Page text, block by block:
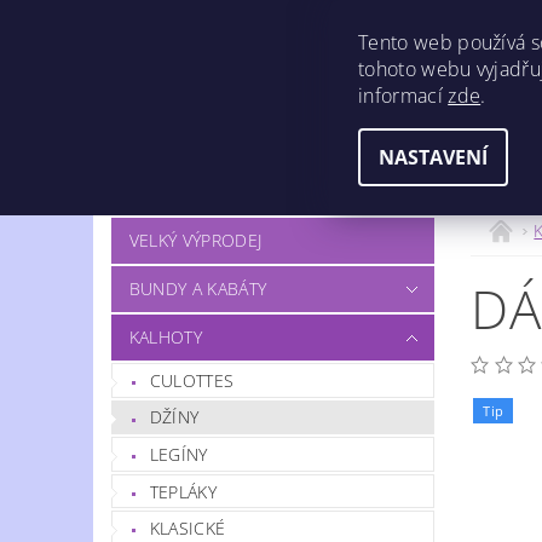
OBCHODNÍ PODMÍNKY
VELKÝ VÝPRODEJ
BUNDY A KABÁTY
KALHOTY
CULOTTES
DŽÍNY
LEGÍNY
TEPLÁKY
KLASICKÉ
Tip
Tento web používá
tohoto webu
informacízde.
NASTAVENÍ